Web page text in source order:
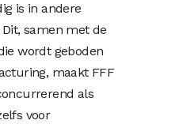
is in andere
samen met de
wordt geboden
maakt FFF
als
voor